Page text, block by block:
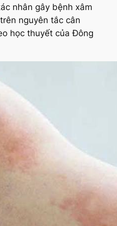
nhân gây bệnh xâm
nguyên tắc cân
học thuyết của Đông